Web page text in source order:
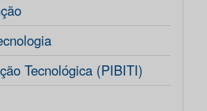
Tecnológica (PIBITI)